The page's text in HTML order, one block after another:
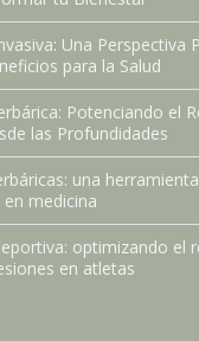
Una Perspectiva
para la Salud
Potenciando el
las Profundidades
una
medicina
optimizando el
en atletas